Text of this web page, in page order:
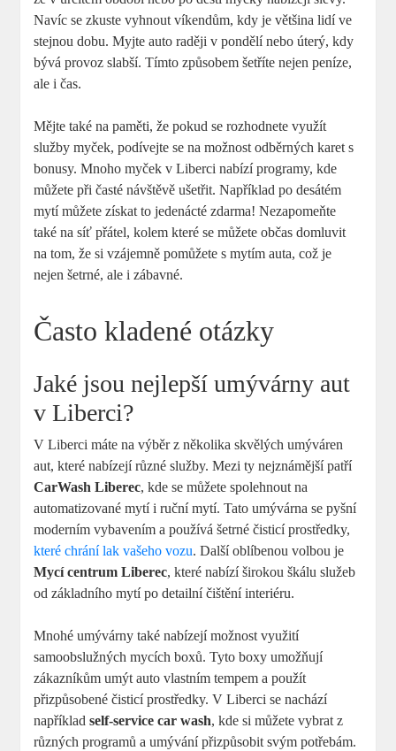
Navíc se zkuste vyhnout víkendům, kdy je většina lidí ve
stejnou dobu. Myjte auto raději v pondělí nebo úterý, kdy
bývá provoz slabší. Tímto způsobem šetříte nejen peníze,
ale i čas.
Mějte také na paměti, že pokud se rozhodnete využít
služby myček, podívejte se na možnost odběrných karet s
bonusy. Mnoho myček v Liberci nabízí programy, kde
můžete při časté návštěvě ušetřit. Například po desátém
mytí můžete získat to jedenácté zdarma! Nezapomeňte
také na síť přátel, kolem které se můžete občas domluvit
na tom, že si vzájemně pomůžete s mytím auta, což je
nejen šetrné, ale i zábavné.
Často kladené otázky
Jaké jsou nejlepší umývárny aut
v Liberci?
V Liberci máte na výběr z několika skvělých umýváren
aut, které nabízejí různé služby. Mezi ty nejznámější patří
CarWash Liberec, kde se můžete spolehnout na
automatizované mytí i ruční mytí. Tato umývárna se pyšní
moderním vybavením a používá šetrné čisticí prostředky,
které chrání lak vašeho vozu. Další oblíbenou volbou je
Mycí centrum Liberec, které nabízí širokou škálu služeb
od základního mytí po detailní čištění interiéru.
Mnohé umývárny také nabízejí možnost využití
samoobslužných mycích boxů. Tyto boxy umožňují
zákazníkům umýt auto vlastním tempem a použít
přizpůsobené čisticí prostředky. V Liberci se nachází
napříkladself-service car wash, kde si můžete vybrat z
různých programů a umývání přizpůsobit svým potřebám.